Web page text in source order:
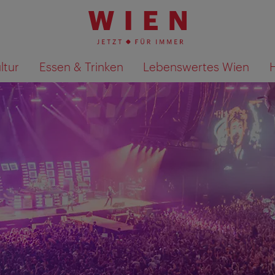
Essen & Trinken Lebenswertes Wien
Suchergebnisse auf Karte